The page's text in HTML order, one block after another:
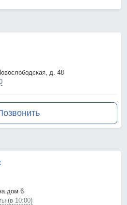
д. 48
дом 6
(в 10:00)